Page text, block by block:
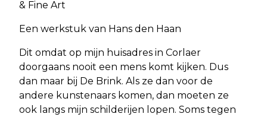
& Fine Art
Een werkstuk van Hans den Haan
Dit omdat op mijn huisadres in Corlaer
doorgaans nooit een mens komt kijken. Dus
dan maar bij De Brink. Als ze dan voor de
andere kunstenaars komen, dan moeten ze
ook langs mijn schilderijen lopen. Soms tegen